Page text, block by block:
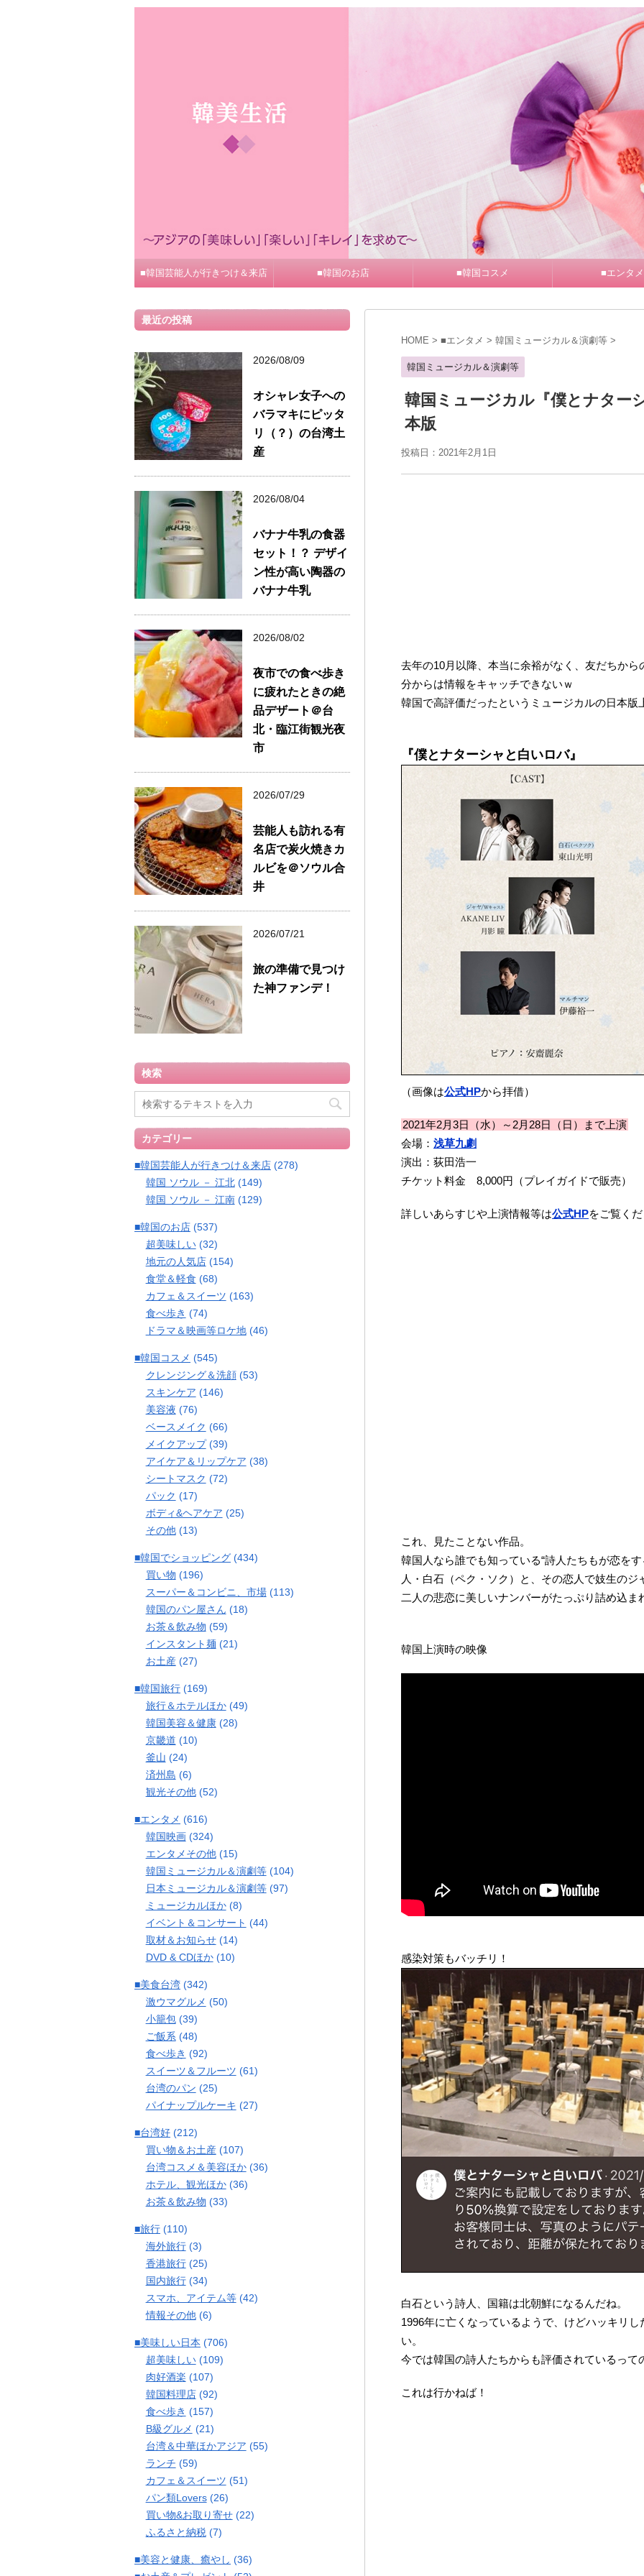
■韓国芸能人が行きつけ＆来店 ■韓国のお店 ■韓国コスメ ■エンタメ
HOME > ■エンタメ > 韓国ミュージカル＆演劇等 >
韓国ミュージカル＆演劇等
韓国ミュージカル『僕とナター
本版
投稿日：2021年2月1日
去年の10月以降、本当に余裕がなく、友だちか
分からは情報をキャッチできないｗ
韓国で高評価だったというミュージカルの日本版
『僕とナターシャと白いロバ』
（画像は公式HPから拝借）
2021年2月3日（水）～2月28日（日）まで上演
会場： 浅草九劇
演出：荻田浩一
チケット料金 8,000円（プレイガイドで販売）
詳しいあらすじや上演情報等は公式HPをご覧く
これ、見たことない作品。
韓国人なら誰でも知っている“詩人たちもが恋を
人・白石（ペク・ソク）と、その恋人で妓生のジ
二人の悲恋に美しいナンバーがたっぷり詰め込ま
韓国上演時の映像
感染対策もバッチリ！
白石という詩人、国籍は北朝鮮になるんだね。
1996年に亡くなっているようで、けどハッキリ
い。
今では韓国の詩人たちからも評価されているって
これは行かねば！
最近の投稿
2026/08/09
オシャレ女子への
バラマキにピッタ
リ（？）の台湾土
産
2026/08/04
バナナ牛乳の食器
セット！？ デザイ
ン性が高い陶器の
バナナ牛乳
2026/08/02
夜市での食べ歩き
に疲れたときの絶
品デザート＠台
北・臨江街観光夜
市
2026/07/29
芸能人も訪れる有
名店で炭火焼きカ
ルビを＠ソウル合
井
2026/07/21
旅の準備で見つけ
た神ファンデ！
検索
カテゴリー
■韓国芸能人が行きつけ＆来店 (278)
韓国 ソウル － 江北(149)
韓国 ソウル － 江南(129)
■韓国のお店 (537)
超美味しい(32)
地元の人気店(154)
食堂＆軽食 (68)
カフェ＆スイーツ (163)
食べ歩き (74)
ドラマ＆映画等ロケ地(46)
■韓国コスメ (545)
クレンジング＆洗顔(53)
スキンケア (146)
美容液 (76)
ベースメイク (66)
メイクアップ(39)
アイケア＆リップケア (38)
シートマスク (72)
パック (17)
ボディ&ヘアケア (25)
その他(13)
■韓国でショッピング (434)
買い物 (196)
スーパー＆コンビニ、市場(113)
韓国のパン屋さん (18)
お茶＆飲み物 (59)
インスタント麺(21)
お土産(27)
■韓国旅行 (169)
旅行＆ホテルほか(49)
韓国美容＆健康(28)
京畿道 (10)
釜山 (24)
済州島 (6)
観光その他(52)
■エンタメ (616)
韓国映画(324)
エンタメその他(15)
韓国ミュージカル＆演劇等(104)
日本ミュージカル＆演劇等(97)
ミュージカルほか(8)
イベント＆コンサート (44)
取材＆お知らせ(14)
DVD & CDほか(10)
■美食台湾 (342)
激ウマグルメ (50)
小籠包(39)
ご飯系 (48)
食べ歩き (92)
スイーツ＆フルーツ (61)
台湾のパン (25)
パイナップルケーキ (27)
■台湾好 (212)
買い物＆お土産(107)
台湾コスメ＆美容ほか(36)
ホテル、観光ほか(36)
お茶＆飲み物 (33)
■旅行 (110)
海外旅行(3)
香港旅行(25)
国内旅行(34)
スマホ、アイテム等(42)
情報その他(6)
■美味しい日本 (706)
超美味しい(109)
肉好酒楽 (107)
韓国料理店(92)
食べ歩き (157)
B級グルメ (21)
台湾＆中華ほかアジア (55)
ランチ (59)
カフェ＆スイーツ (51)
パン類Lovers(26)
買い物&お取り寄せ(22)
ふるさと納税(7)
■美容と健康、癒やし (36)